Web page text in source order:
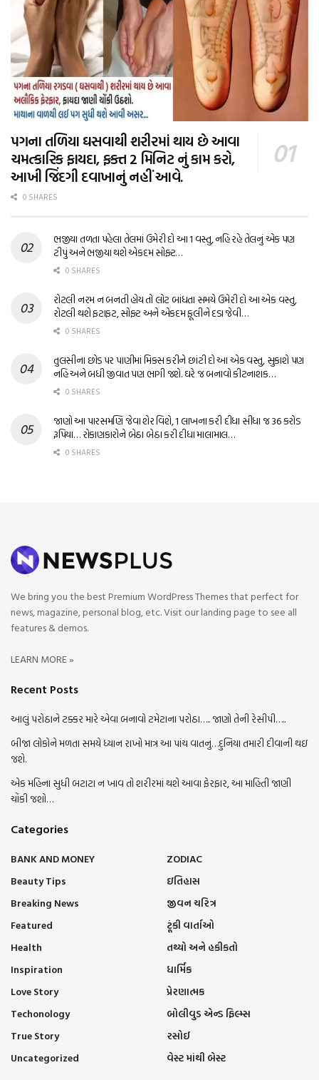
પગના તળિયા ઘસવાથી શરીરમાં થાય છે આવા
ચમત્કારિક ફાયદા, ફક્ત 2 મિનિટ નું કામ કરો,
આખી જિંદગી દવાખાનું નહીં આવે.
0 SHARES
ભજીયા તળતા પહેલા તેલમાં ઉમેરી દો આ 1 વસ્તુ, નહિ રહે તેલનું એક પણ
ટીપું અને ભજીયા થશે એકદમ સોફ્ટ…
0 SHARES
રોટલી નરમ ન બનતી હોય તો લોટ બાંધતા સમયે ઉમેરી દો આ એક વસ્તુ,
રોટલી થશે ફટાફટ, સોફ્ટ અને એકદમ ફૂલીને દડા જેવી…
0 SHARES
તુલસીના છોડ પર પાણીમાં મિક્સ કરીને છાંટી દો આ એક વસ્તુ, સુકાશે પણ
નહિ અને બધી જીવાત પણ ભાગી જશે. ઘરે જ બનાવો કીટનાશક…
0 SHARES
જાણો આ પારસમણિ જેવા શેર વિશે, 1 લાખના કરી દીધા સીધા જ 36 કરોડ
રૂપિયા… રોકાણકારોને બેઠા બેઠા કરી દીધા માલામાલ…
0 SHARES
We bring you the best Premium WordPress Themes that perfect for
news, magazine, personal blog, etc. Visit our landing page to see all
features & demos.
LEARN MORE »
Recent Posts
આલું પરોઠાને ટક્કર મારે એવા બનાવો ટમેટાના પરોઠા….. જાણો તેની રેસીપી…..
બીજા લોકોને મળતા સમયે ધ્યાન રાખો માત્ર આ પાંચ વાતનું…દુનિયા તમારી દીવાની થઇ
જશે.
એક મહિના સુધી બટાટા ન ખાવ તો શરીરમાં થશે આવા ફેરફાર, આ માહિતી જાણી
ચોંકી જશો…
Categories
BANK AND MONEY
Beauty Tips
Breaking News
Featured
Health
Inspiration
Love Story
Techonology
True Story
Uncategorized
ZODIAC
ઇતિહાસ
જીવન ચરિત્ર
ટૂંકી વાર્તાઓ
તથ્યો અને હકીકતો
ધાર્મિક
પ્રેરણાત્મક
બોલીવુડ એન્ડ ફિલ્મ્સ
રસોઈ
વેસ્ટ માંથી બેસ્ટ